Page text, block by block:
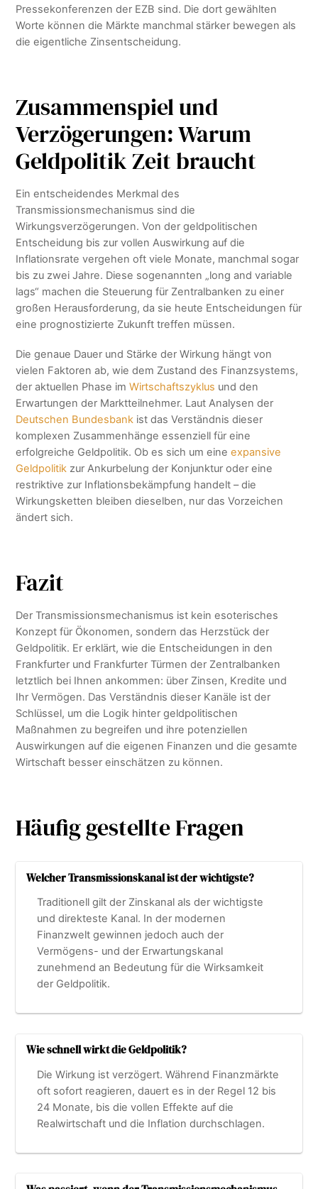
Pressekonferenzen der EZB sind. Die dort gewählten
Worte können die Märkte manchmal stärker bewegen als
die eigentliche Zinsentscheidung.
Zusammenspiel und
Verzögerungen: Warum
Geldpolitik Zeit braucht
Ein entscheidendes Merkmal des
Transmissionsmechanismus sind die
Wirkungsverzögerungen. Von der geldpolitischen
Entscheidung bis zur vollen Auswirkung auf die
Inflationsrate vergehen oft viele Monate, manchmal sogar
bis zu zwei Jahre. Diese sogenannten „long and variable
lags“ machen die Steuerung für Zentralbanken zu einer
großen Herausforderung, da sie heute Entscheidungen für
eine prognostizierte Zukunft treffen müssen.
Die genaue Dauer und Stärke der Wirkung hängt von
vielen Faktoren ab, wie dem Zustand des Finanzsystems,
der aktuellen Phase imWirtschaftszyklus und den
Erwartungen der Marktteilnehmer. Laut Analysen der
Deutschen Bundesbank ist das Verständnis dieser
komplexen Zusammenhänge essenziell für eine
erfolgreiche Geldpolitik. Ob es sich um eineexpansive
Geldpolitik zur Ankurbelung der Konjunktur oder eine
restriktive zur Inflationsbekämpfung handelt – die
Wirkungsketten bleiben dieselben, nur das Vorzeichen
ändert sich.
Fazit
Der Transmissionsmechanismus ist kein esoterisches
Konzept für Ökonomen, sondern das Herzstück der
Geldpolitik. Er erklärt, wie die Entscheidungen in den
Frankfurter und Frankfurter Türmen der Zentralbanken
letztlich bei Ihnen ankommen: über Zinsen, Kredite und
Ihr Vermögen. Das Verständnis dieser Kanäle ist der
Schlüssel, um die Logik hinter geldpolitischen
Maßnahmen zu begreifen und ihre potenziellen
Auswirkungen auf die eigenen Finanzen und die gesamte
Wirtschaft besser einschätzen zu können.
Häufig gestellte Fragen
Welcher Transmissionskanal ist der wichtigste?
Traditionell gilt der Zinskanal als der wichtigste
und direkteste Kanal. In der modernen
Finanzwelt gewinnen jedoch auch der
Vermögens- und der Erwartungskanal
zunehmend an Bedeutung für die Wirksamkeit
der Geldpolitik.
Wie schnell wirkt die Geldpolitik?
Die Wirkung ist verzögert. Während Finanzmärkte
oft sofort reagieren, dauert es in der Regel 12 bis
24 Monate, bis die vollen Effekte auf die
Realwirtschaft und die Inflation durchschlagen.